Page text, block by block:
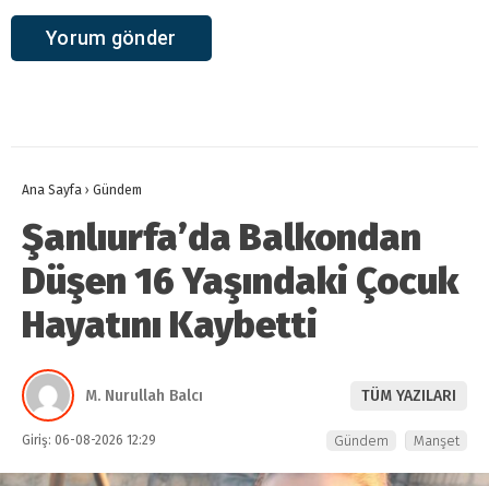
Ana Sayfa › Gündem
Şanlıurfa’da Balkondan
Düşen 16 Yaşındaki Çocuk
Hayatını Kaybetti
M. Nurullah Balcı TÜM YAZILARI
Giriş: 06-08-2026 12:29 Gündem Manşet